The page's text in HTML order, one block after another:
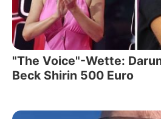
"The Voice"-Wette:
Beck Shirin 500 Euro